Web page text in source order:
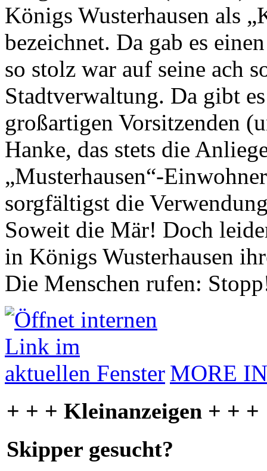
Königs Wusterhausen als
bezeichnet. Da gab es
so stolz war auf seine ach
Stadtverwaltung. Da gibt
großartigen Vorsitzenden
Hanke, das stets die
„Musterhausen“-
sorgfältigst die
Soweit die Mär! Doch
in Königs Wusterhausen
Die Menschen rufen:
MORE
+ + + Kleinanzeigen + + +
Skipper gesucht?